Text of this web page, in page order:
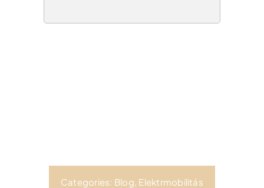
Categories: Blog, Elektrmobilitás